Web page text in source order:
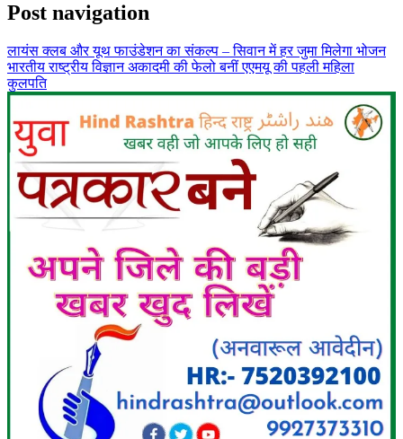
Post navigation
लायंस क्लब और यूथ फाउंडेशन का संकल्प – सिवान में हर जुमा मिलेगा भोजन
भारतीय राष्ट्रीय विज्ञान अकादमी की फेलो बनीं एएमयू की पहली महिला
कुलपति